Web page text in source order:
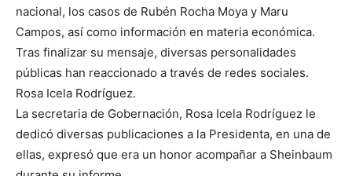
nacional, los casos de Rubén Rocha Moya y Maru
Campos, así como información en materia económica.
Tras finalizar su mensaje, diversas personalidades
públicas han reaccionado a través de redes sociales.
Rosa Icela Rodríguez.
La secretaria de Gobernación, Rosa Icela Rodríguez le
dedicó diversas publicaciones a la Presidenta, en una de
ellas, expresó que era un honor acompañar a Sheinbaum